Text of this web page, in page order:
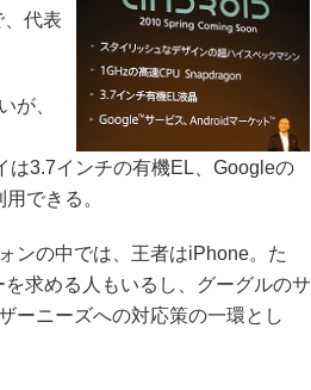
代表
が、
は3.7インチの有機EL、Googleの
できる。
ンの中では、王者はiPhone。た
求める人もいるし、グーグルのサ
ーニーズへの対応策の一環とし